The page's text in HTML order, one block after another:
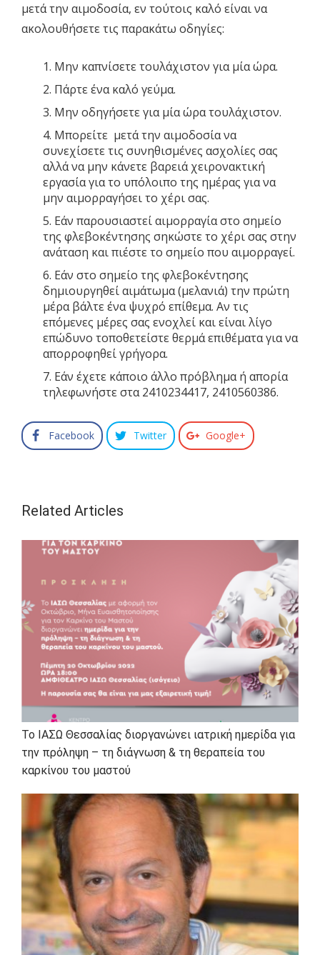
μετά την αιμοδοσία, εν τούτοις καλό είναι να
ακολουθήσετε τις παρακάτω οδηγίες:
Μην καπνίσετε τουλάχιστον για μία ώρα.
Πάρτε ένα καλό γεύμα.
Μην οδηγήσετε για μία ώρα τουλάχιστον.
Μπορείτε μετά την αιμοδοσία να
συνεχίσετε τις συνηθισμένες ασχολίες σας
αλλά να μην κάνετε βαρειά χειρονακτική
εργασία για το υπόλοιπο της ημέρας για να
μην αιμορραγήσει το χέρι σας.
Εάν παρουσιαστεί αιμορραγία στο σημείο
της φλεβοκέντησης σηκώστε το χέρι σας στην
ανάταση και πιέστε το σημείο που αιμορραγεί.
Εάν στο σημείο της φλεβοκέντησης
δημιουργηθεί αιμάτωμα (μελανιά) την πρώτη
μέρα βάλτε ένα ψυχρό επίθεμα. Αν τις
επόμενες μέρες σας ενοχλεί και είναι λίγο
επώδυνο τοποθετείστε θερμά επιθέματα για να
απορροφηθεί γρήγορα.
Εάν έχετε κάποιο άλλο πρόβλημα ή απορία
τηλεφωνήστε στα 2410234417, 2410560386.
Facebook Twitter Google+
Related Articles
Το ΙΑΣΩ Θεσσαλίας διοργανώνει ιατρική ημερίδα για
την πρόληψη – τη διάγνωση & τη θεραπεία του
καρκίνου του μαστού